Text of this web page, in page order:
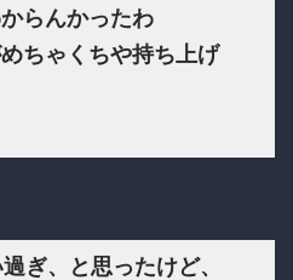
らんかったわ
ちゃくちや持ち上げ
ぎ、と思ったけど、